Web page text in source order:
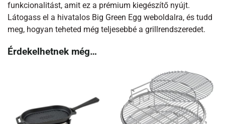
funkcionalitást, amit ez a prémium kiegészítő nyújt.
Látogass el a hivatalos Big Green Egg weboldalra, és tudd
meg, hogyan teheted még teljesebbé a grillrendszeredet.
Érdekelhetnek még…